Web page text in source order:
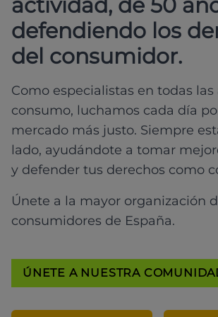
defendiendo los
del consumidor.
Como especialistas en todas las
consumo, luchamos cada día
mercado más justo. Siempre
lado, ayudándote a tomar
y defender tus derechos como
Únete a la mayor organización
consumidores de España.
ÚNETE A NUESTRA